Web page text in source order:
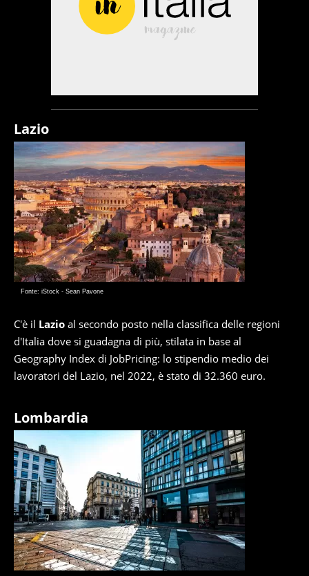
Lazio
Fonte: iStock - Sean Pavone
C'è il Lazio al secondo posto nella classifica delle regioni
d'Italia dove si guadagna di più, stilata in base al
Geography Index di JobPricing: lo stipendio medio dei
lavoratori del Lazio, nel 2022, è stato di 32.360 euro.
Lombardia